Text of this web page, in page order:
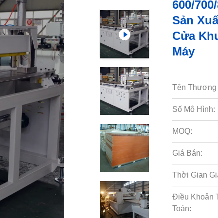
600/
Sản
Cửa
Máy
Tên Thương
Số Mô Hình:
MOQ:
Giá Bán:
Thời Gian
Điều Khoản
Toán: